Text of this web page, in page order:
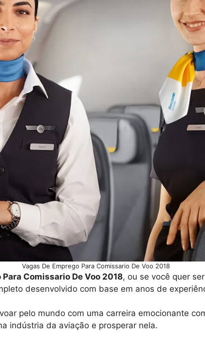
Vagas De Emprego Para Comissario De Voo 2018
Para Comissario De Voo 2018, ou se você quer
desenvolvido com base em anos de
pelo mundo com uma carreira emocionante
indústria da aviação e prosperar nela.